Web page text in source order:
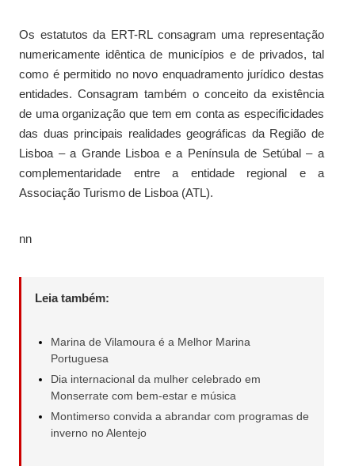
Os estatutos da ERT-RL consagram uma representação
numericamente idêntica de municípios e de privados, tal
como é permitido no novo enquadramento jurídico destas
entidades. Consagram também o conceito da existência
de uma organização que tem em conta as especificidades
das duas principais realidades geográficas da Região de
Lisboa – a Grande Lisboa e a Península de Setúbal – a
complementaridade entre a entidade regional e a
Associação Turismo de Lisboa (ATL).
nn
Leia também:
Marina de Vilamoura é a Melhor Marina
Portuguesa
Dia internacional da mulher celebrado em
Monserrate com bem-estar e música
Montimerso convida a abrandar com programas de
inverno no Alentejo